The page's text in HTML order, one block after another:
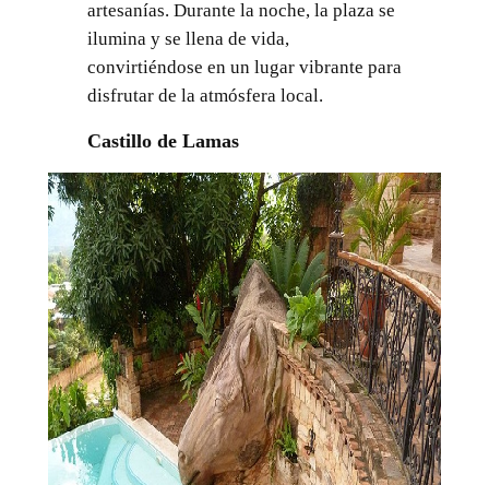
artesanías. Durante la noche, la plaza se
ilumina y se llena de vida,
convirtiéndose en un lugar vibrante para
disfrutar de la atmósfera local.
Castillo de Lamas